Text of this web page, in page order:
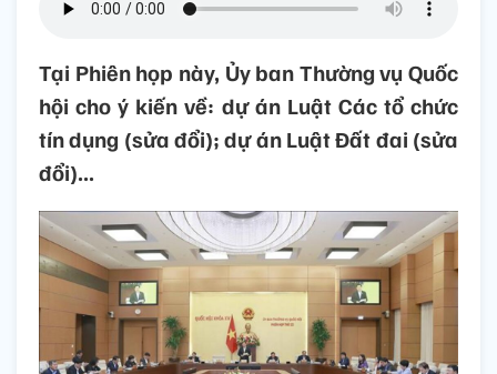
Tại Phiên họp này, Ủy ban Thường vụ Quốc
hội cho ý kiến về: dự án Luật Các tổ chức
tín dụng (sửa đổi); dự án Luật Đất đai (sửa
đổi)...